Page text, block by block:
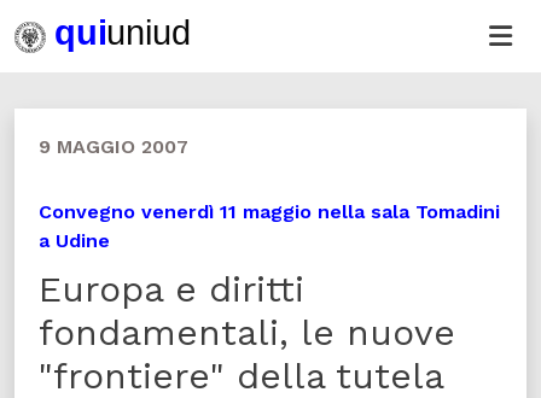
9 MAGGIO 2007
Convegno venerdì 11 maggio nella sala Tomadini
a Udine
Europa e diritti
fondamentali, le nuove
"frontiere" della tutela